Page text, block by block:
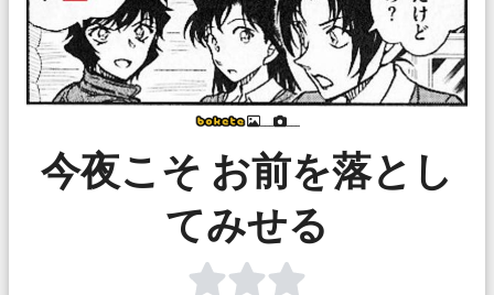
今夜こそ お前を落とし
てみせる